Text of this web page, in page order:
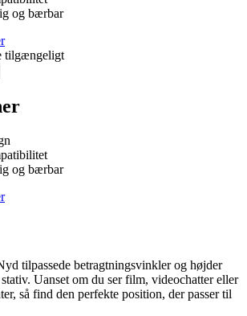
og bærbar
tilgængeligt
og bærbar
tilpassede betragtningsvinkler og højder
Uanset om du ser film, videochatter eller
så find den perfekte position, der passer til